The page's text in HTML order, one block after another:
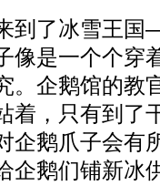
了冰雪王国
像是一个个穿
。企鹅馆的教
着，只有到了
企鹅爪子会有
企鹅们铺新冰